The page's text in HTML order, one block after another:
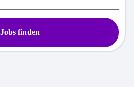
Jobs finden